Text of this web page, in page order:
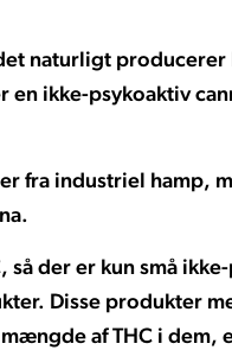
naturligt producerer
en ikke-psykoaktiv
fra industriel hamp,
der er kun små
Disse produkter
af THC i dem,